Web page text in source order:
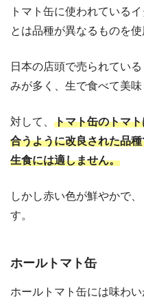
トマト缶に使われている
とは品種が異なるものを使
日本の店頭で売られてい
みが多く、生で食べて美
対して、 トマト缶のトマ
合うように改良された品
生食には適しません。
しかし赤い色が鮮やかで
す。
ホールトマト缶
ホールトマト缶には味わ